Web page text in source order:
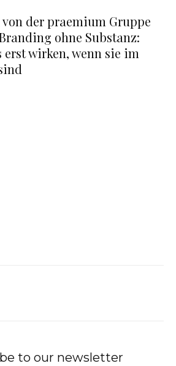
der praemium Gruppe
ohne Substanz:
erst wirken, wenn sie im
to our newsletter